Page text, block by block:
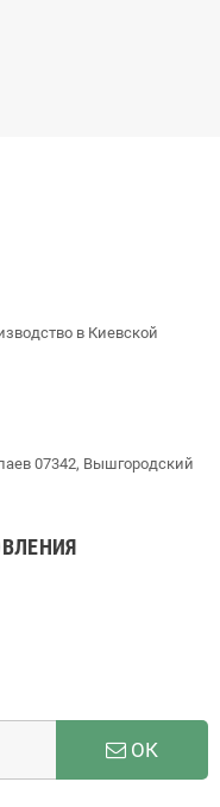
в Киевской
07342, Вышгородский
ОК